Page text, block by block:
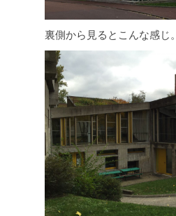
裏側から見るとこんな感じ。